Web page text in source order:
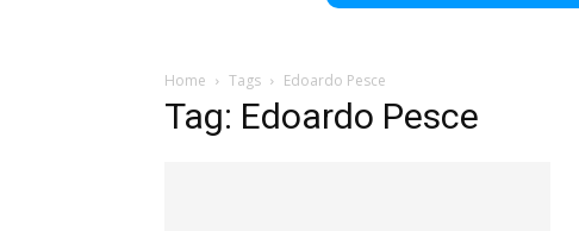
Home Tags Edoardo Pesce
Tag: Edoardo Pesce